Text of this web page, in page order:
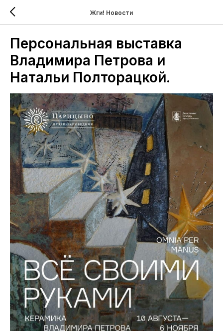
Жги! Новости
Персональная выставка
Владимира Петрова и
Натальи Полторацкой.